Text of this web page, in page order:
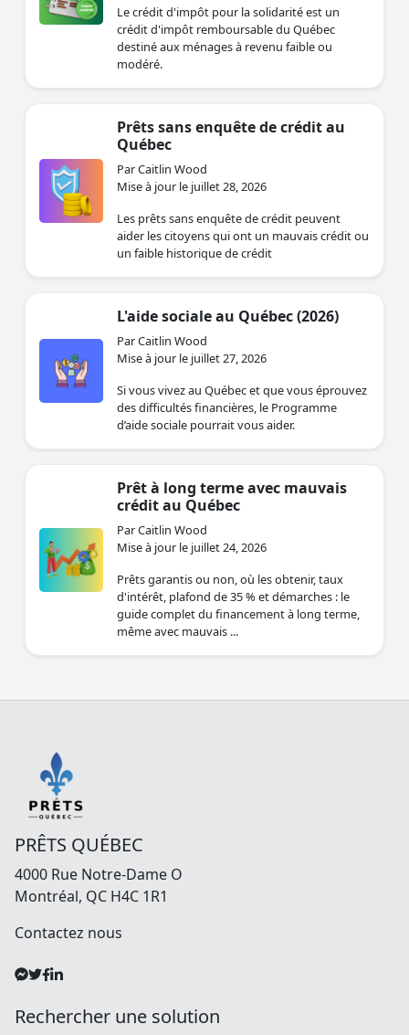
Le crédit d'impôt pour la solidarité est un
crédit d'impôt remboursable du Québec
destiné aux ménages à revenu faible ou
modéré.
Prêts sans enquête de crédit au
Québec
Par Caitlin Wood
Mise à jour le juillet 28, 2026
Les prêts sans enquête de crédit peuvent
aider les citoyens qui ont un mauvais crédit ou
un faible historique de crédit
L'aide sociale au Québec (2026)
Par Caitlin Wood
Mise à jour le juillet 27, 2026
Si vous vivez au Québec et que vous éprouvez
des difficultés financières, le Programme
d’aide sociale pourrait vous aider.
Prêt à long terme avec mauvais
crédit au Québec
Par Caitlin Wood
Mise à jour le juillet 24, 2026
Prêts garantis ou non, où les obtenir, taux
d'intérêt, plafond de 35 % et démarches : le
guide complet du financement à long terme,
même avec mauvais ...
PRÊTS QUÉBEC
4000 Rue Notre-Dame O
Montréal, QC H4C 1R1
Contactez nous
Rechercher une solution